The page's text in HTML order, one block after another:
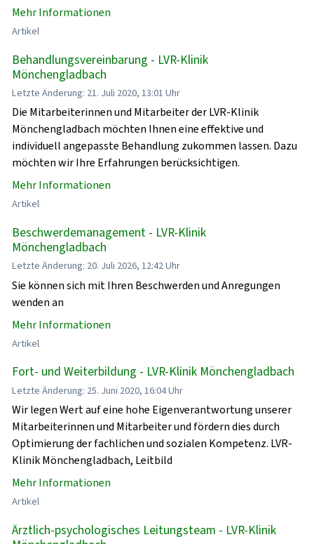
Mehr Informationen
Artikel
Behandlungsvereinbarung - LVR-Klinik
Mönchengladbach
Letzte Änderung: 21. Juli 2020, 13:01 Uhr
Die Mitarbeiterinnen und Mitarbeiter der LVR-Klinik
Mönchengladbach möchten Ihnen eine effektive und
individuell angepasste Behandlung zukommen lassen. Dazu
möchten wir Ihre Erfahrungen berücksichtigen.
Mehr Informationen
Artikel
Beschwerdemanagement - LVR-Klinik
Mönchengladbach
Letzte Änderung: 20. Juli 2026, 12:42 Uhr
Sie können sich mit Ihren Beschwerden und Anregungen
wenden an
Mehr Informationen
Artikel
Fort- und Weiterbildung - LVR-Klinik Mönchengladbach
Letzte Änderung: 25. Juni 2020, 16:04 Uhr
Wir legen Wert auf eine hohe Eigenverantwortung unserer
Mitarbeiterinnen und Mitarbeiter und fördern dies durch
Optimierung der fachlichen und sozialen Kompetenz. LVR-
Klinik Mönchengladbach, Leitbild
Mehr Informationen
Artikel
Ärztlich-psychologisches Leitungsteam - LVR-Klinik